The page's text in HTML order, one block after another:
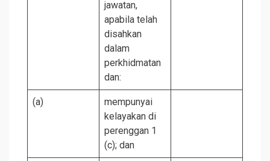
jawatan,
apabila telah
disahkan
dalam
perkhidmatan
dan:
(a)
mempunyai
kelayakan di
perenggan 1
(c); dan